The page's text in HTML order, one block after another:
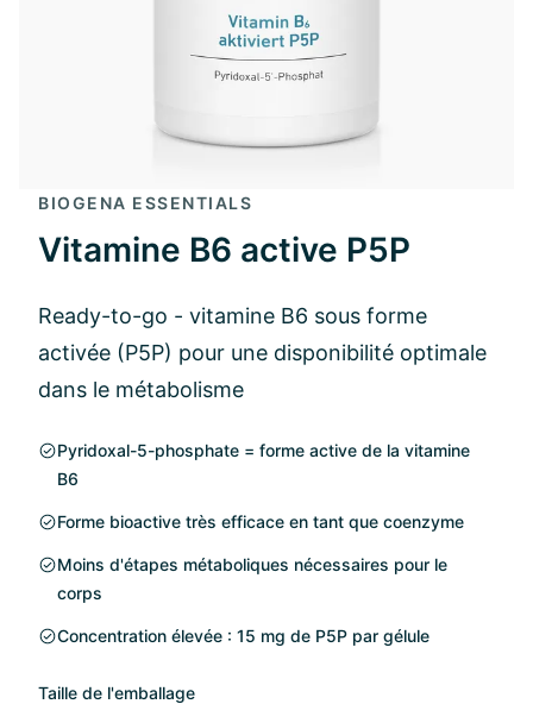
BIOGENA ESSENTIALS
Vitamine B6 active P5P
Ready-to-go - vitamine B6 sous forme
activée (P5P) pour une disponibilité optimale
dans le métabolisme
Pyridoxal-5-phosphate = forme active de la vitamine
B6
Forme bioactive très efficace en tant que coenzyme
Moins d'étapes métaboliques nécessaires pour le
corps
Concentration élevée : 15 mg de P5P par gélule
Taille de l'emballage